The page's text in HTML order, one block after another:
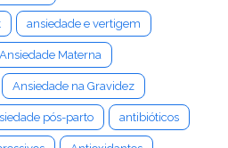
ansiedade e vertigem
Ansiedade Materna
Ansiedade na Gravidez
pós-parto antibióticos